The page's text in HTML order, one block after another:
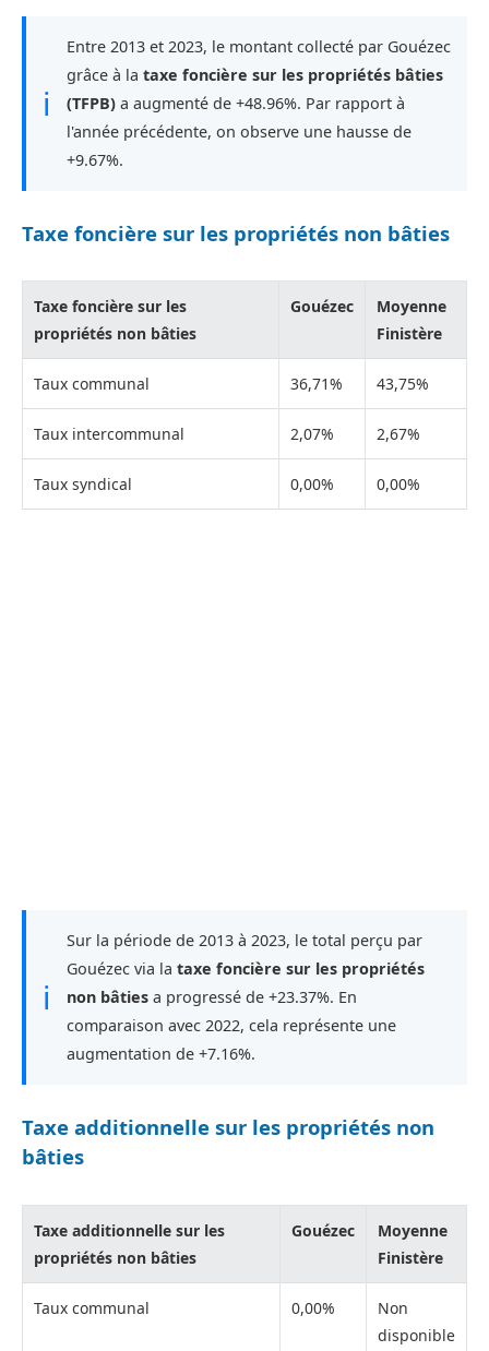
ℹ
Entre 2013 et 2023, le montant collecté par Gouézec
grâce à la taxe foncière sur les propriétés bâties
(TFPB) a augmenté de +48.96%. Par rapport à
l'année précédente, on observe une hausse de
+9.67%.
Taxe foncière sur les propriétés non bâties
Taxe foncière sur les
propriétés non bâties
Gouézec
Moyenne
Finistère
Taux communal 36,71% 43,75%
Taux intercommunal 2,07% 2,67%
Taux syndical 0,00% 0,00%
ℹ
Sur la période de 2013 à 2023, le total perçu par
Gouézec via la taxe foncière sur les propriétés
non bâties a progressé de +23.37%. En
comparaison avec 2022, cela représente une
augmentation de +7.16%.
Taxe additionnelle sur les propriétés non
bâties
Taxe additionnelle sur les
propriétés non bâties
Gouézec
Moyenne
Finistère
Taux communal 0,00%
Non
disponible